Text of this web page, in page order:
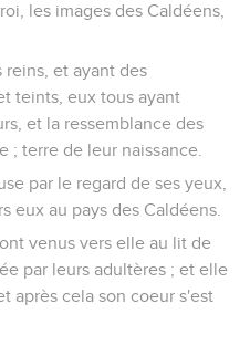
les images des Caldéens,
reins, et ayant des
teints, eux tous ayant
et la ressemblance des
; terre de leur naissance.
par le regard de ses yeux,
eux au pays des Caldéens.
venus vers elle au lit de
par leurs adultères ; et elle
après cela son coeur s'est